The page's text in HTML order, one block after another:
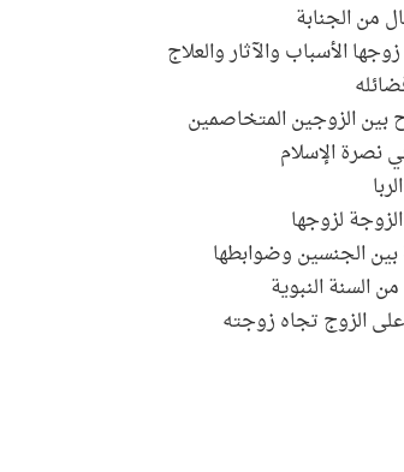
من الجنابة
الأسباب والآثار والعلاج
بين الزوجين المتخاصمين
نصرة الإسلام
لزوجها
بين الجنسين وضوابطها
السنة النبوية